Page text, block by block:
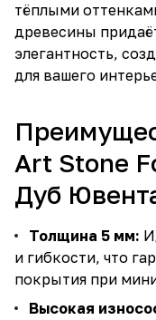
тёплыми
древесины
элегантность,
для вашего
Art Stone
Дуб
Толщина 5 мм:
и гибкости, что
покрытия при
Высокая